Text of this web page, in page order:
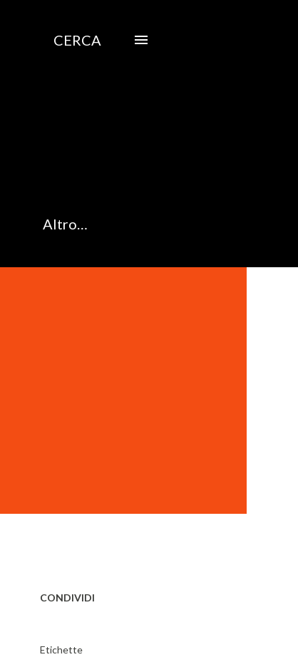
CERCA
Altro…
CONDIVIDI
Etichette